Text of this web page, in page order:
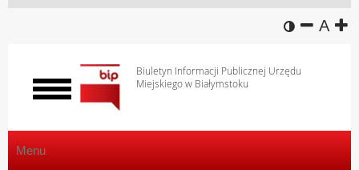
wersja
A
Biuletyn Informacji Publicznej Urzędu
Miejskiego w Białymstoku
Włącz
menu
Menu